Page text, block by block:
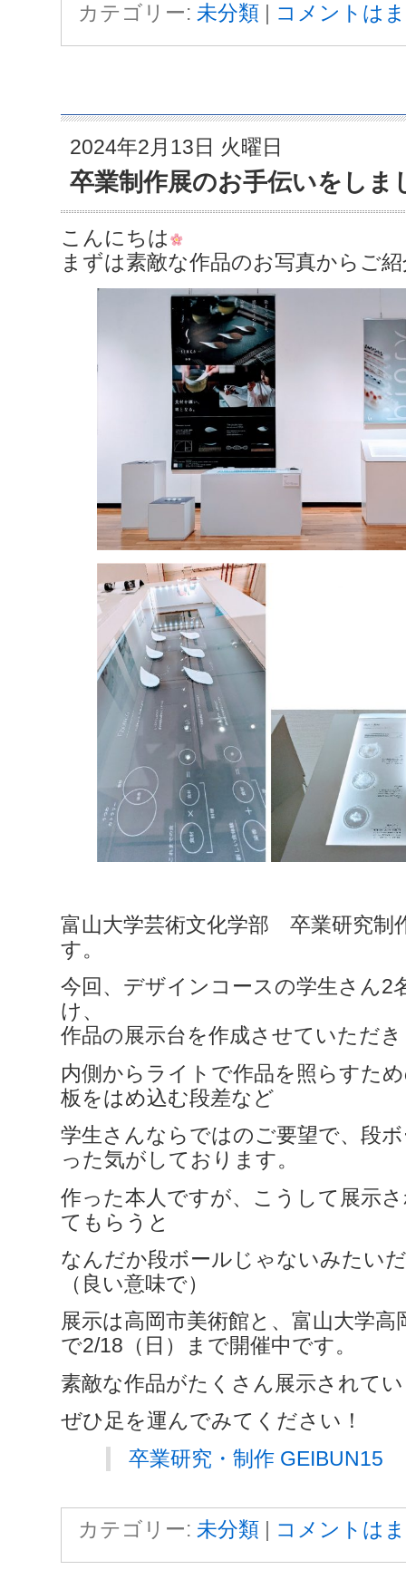
カテゴリー: 未分類 コメントは
2024年2月13日 火曜日
卒業制作展のお手伝いをしま
こんにちは
まずは素敵な作品のお写真からご
富山大学芸術文化学部 卒業研究制
す。
今回、デザインコースの学生さん2
け、
作品の展示台を作成させていただ
内側からライトで作品を照らすた
板をはめ込む段差など
学生さんならではのご要望で、段
った気がしております。
作った本人ですが、こうして展示
てもらうと
なんだか段ボールじゃないみたい
（良い意味で）
展示は高岡市美術館と、富山大学
で2/18（日）まで開催中です。
素敵な作品がたくさん展示されて
ぜひ足を運んでみてください！
卒業研究・制作 GEIBUN15
カテゴリー: 未分類 | コメントは